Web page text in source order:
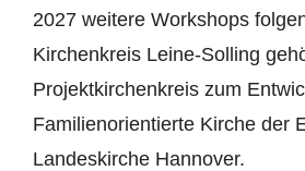
2027 weitere Workshops
Kirchenkreis Leine-Solling
Projektkirchenkreis zum
Familienorientierte Kirche der
Landeskirche Hannover.